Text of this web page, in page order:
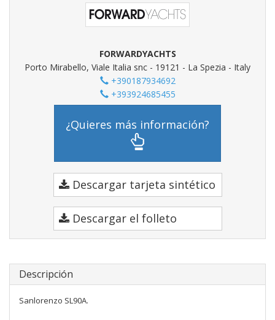
FORWARDYACHTS
Porto Mirabello, Viale Italia snc - 19121 - La Spezia - Italy
+390187934692
+393924685455
¿Quieres más información?
Descargar tarjeta sintético
Descargar el folleto
Descripción
Sanlorenzo SL90A.